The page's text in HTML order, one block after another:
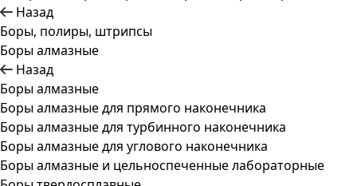
Назад
Боры, полиры, штрипсы
Боры алмазные
Назад
Боры алмазные
Боры алмазные для прямого наконечника
Боры алмазные для турбинного наконечника
Боры алмазные для углового наконечника
Боры алмазные и цельноспеченные лабораторные